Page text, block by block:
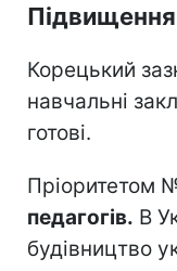
Підвищення
Корецький
навчальні
готові.
Пріоритетом
педагогів. В
будівництво